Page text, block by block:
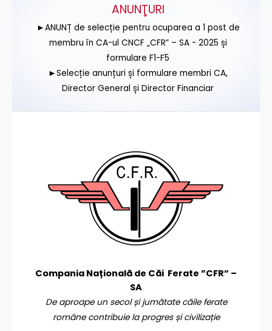
ANUNŢURI
►ANUNȚ de selecție pentru ocuparea a 1 post de
membru în CA-ul CNCF „CFR” – SA - 2025 și
formulare F1-F5
►Selecție anunțuri și formulare membri CA,
Director General și Director Financiar
Compania Națională de Căi Ferate ”CFR” –
SA
De aproape un secol și jumătate căile ferate
române contribuie la progres și civilizație